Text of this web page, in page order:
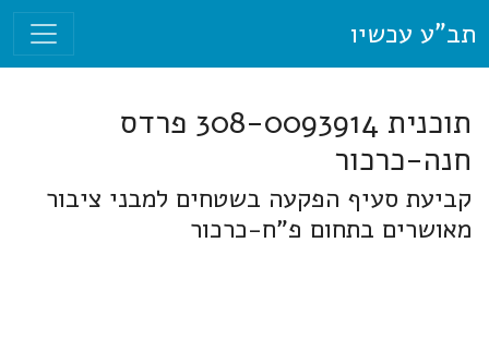
תב"ע עכשיו
תוכנית 308-0093914 פרדס
חנה-כרכור
קביעת סעיף הפקעה בשטחים למבני ציבור
מאושרים בתחום פ"ח-כרכור